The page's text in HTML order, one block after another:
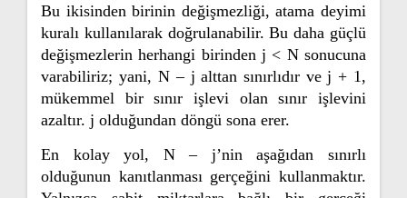
Bu ikisinden birinin değişmezliği, atama deyimi
kuralı kullanılarak doğrulanabilir. Bu daha güçlü
değişmezlerin herhangi birinden j < N sonucuna
varabiliriz; yani, N – j alttan sınırlıdır ve j + 1,
mükemmel bir sınır işlevi olan sınır işlevini
azaltır. j olduğundan döngü sona erer.
En kolay yol, N – j’nin aşağıdan sınırlı
olduğunun kanıtlanması gerçeğini kullanmaktır.